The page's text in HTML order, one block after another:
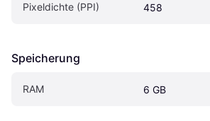
Pixeldichte (PPI) 458
Speicherung
RAM 6 GB